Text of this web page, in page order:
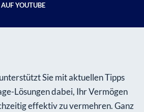
YOUTUBE
Sie mit aktuellen Tipps
Lösungen dabei, Ihr Vermögen
effektiv zu vermehren. Ganz